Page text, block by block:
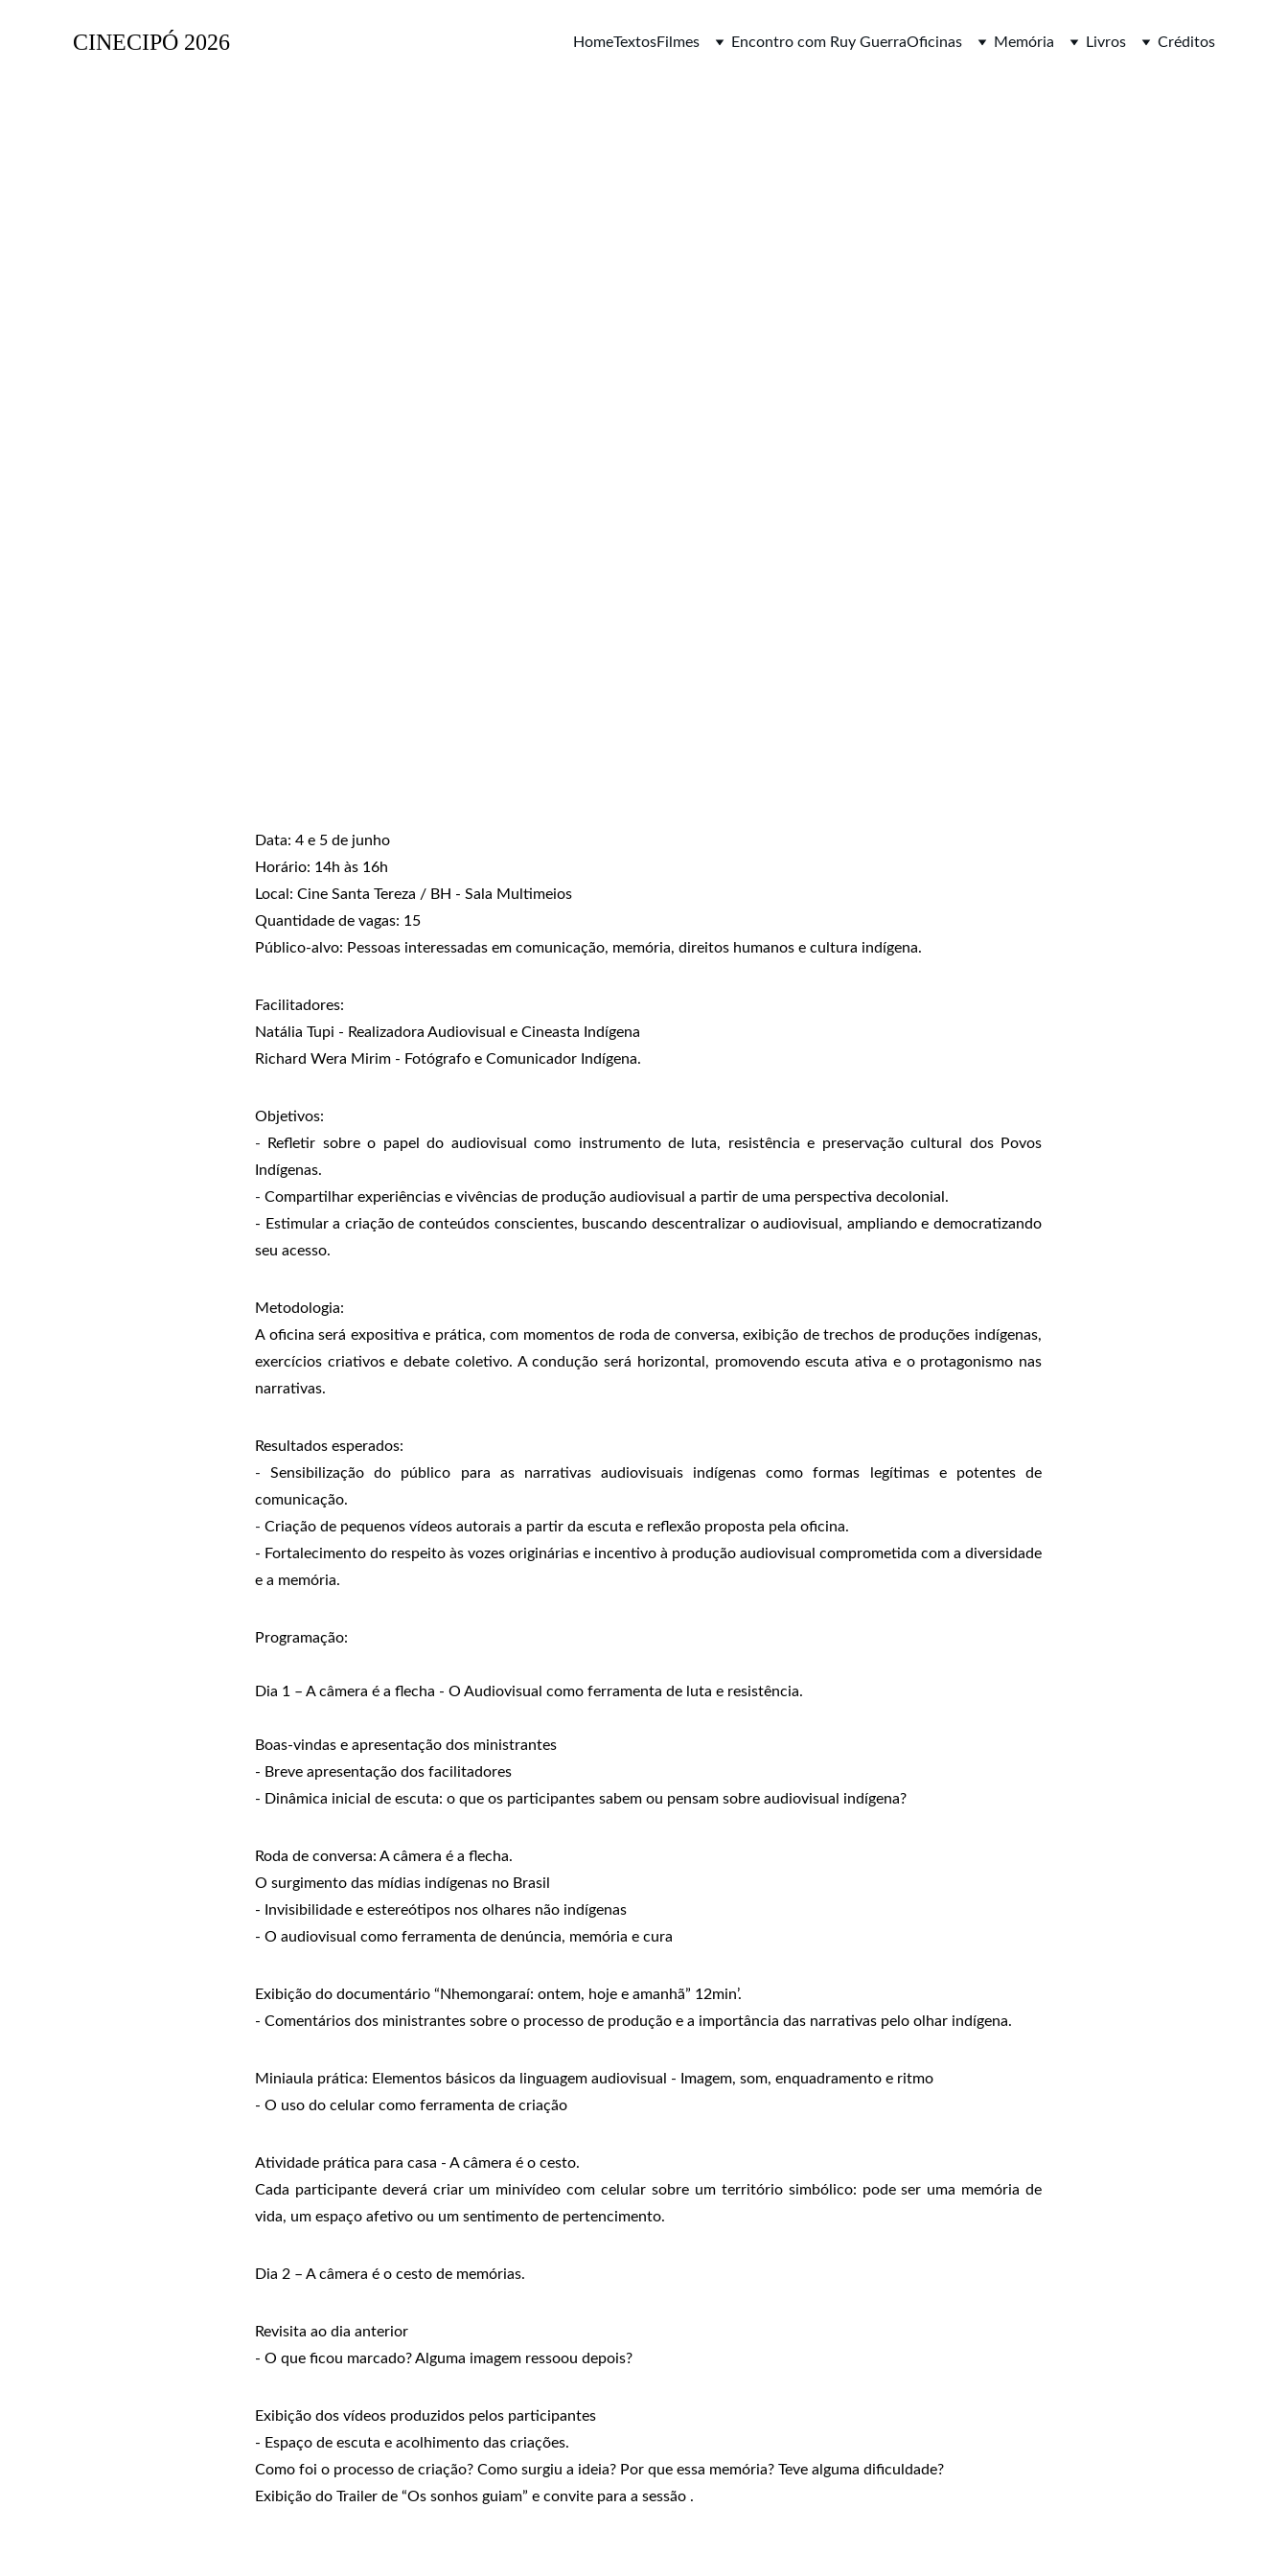
CINECIPÓ 2026 HomeTextosFilmes Encontro com Ruy GuerraOficinas Memória Livros Créditos
Data: 4 e 5 de junho
Horário: 14h às 16h
Local: Cine Santa Tereza / BH - Sala Multimeios
Quantidade de vagas: 15
Público-alvo: Pessoas interessadas em comunicação, memória, direitos humanos e cultura indígena.
Facilitadores:
Natália Tupi - Realizadora Audiovisual e Cineasta Indígena
Richard Wera Mirim - Fotógrafo e Comunicador Indígena.
Objetivos:
-
Refletir sobre o papel do audiovisual como instrumento de luta, resistência e preservação cultural dos Povos
Indígenas.
- Compartilhar experiências e vivências de produção audiovisual a partir de uma perspectiva decolonial.
- Estimular a criação de conteúdos conscientes, buscando descentralizar o audiovisual, ampliando e democratizando
seu acesso.
Metodologia:
A oficina será expositiva e prática, com momentos de roda de conversa, exibição de trechos de produções indígenas,
exercícios criativos e debate coletivo. A condução será horizontal, promovendo escuta ativa e o protagonismo nas
narrativas.
Resultados esperados:
-Sensibilização do público para as narrativas audiovisuais indígenas como formas legítimas e potentes de
comunicação.
- Criação de pequenos vídeos autorais a partir da escuta e reflexão proposta pela oficina.
- Fortalecimento do respeito às vozes originárias e incentivo à produção audiovisual comprometida com a diversidade
e a memória.
Programação:
Dia 1 – A câmera é a flecha - O Audiovisual como ferramenta de luta e resistência.
Boas-vindas e apresentação dos ministrantes
- Breve apresentação dos facilitadores
- Dinâmica inicial de escuta: o que os participantes sabem ou pensam sobre audiovisual indígena?
Roda de conversa: A câmera é a flecha.
O surgimento das mídias indígenas no Brasil
- Invisibilidade e estereótipos nos olhares não indígenas
- O audiovisual como ferramenta de denúncia, memória e cura
Exibição do documentário “Nhemongaraí: ontem, hoje e amanhã” 12min’.
- Comentários dos ministrantes sobre o processo de produção e a importância das narrativas pelo olhar indígena.
Miniaula prática: Elementos básicos da linguagem audiovisual - Imagem, som, enquadramento e ritmo
- O uso do celular como ferramenta de criação
Atividade prática para casa - A câmera é o cesto.
Cada participante deverá criar um minivídeo com celular sobre um território simbólico: pode ser uma memória de
vida, um espaço afetivo ou um sentimento de pertencimento.
Dia 2 – A câmera é o cesto de memórias.
Revisita ao dia anterior
- O que ficou marcado? Alguma imagem ressoou depois?
Exibição dos vídeos produzidos pelos participantes
- Espaço de escuta e acolhimento das criações.
Como foi o processo de criação? Como surgiu a ideia? Por que essa memória? Teve alguma dificuldade?
Exibição do Trailer de “Os sonhos guiam” e convite para a sessão .